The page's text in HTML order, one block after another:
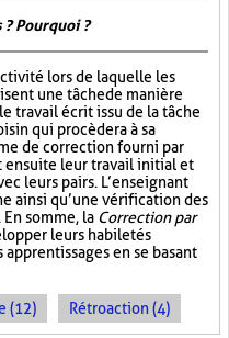
? Pourquoi ?
lors de laquelle les
une tâche de manière
travail écrit issu de la tâche
qui procèdera à sa
de correction fourni par
ensuite leur travail initial et
leurs pairs. L’enseignant
ainsi qu’une vérification des
somme, la Correction par
leurs habiletés
en se basant
(12) Rétroaction (4)